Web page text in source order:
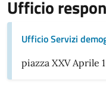
Ufficio
Ufficio Servizi
piazza XXV Aprile 1